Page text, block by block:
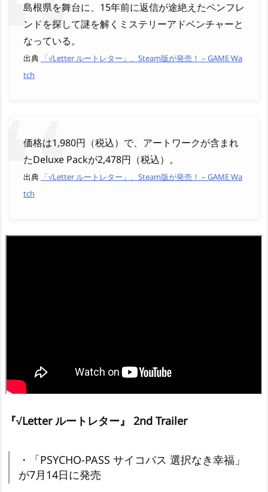
島根県を舞台に、15年前に返信が途絶えたペンフレ
ンドを探して謎を解くミステリーアドベンチャーと
なっている。
出典 「√Letter ルートレター」、Steam版が発売！ – GAME Wa
tch
価格は1,980円（税込）で、アートワークが含まれ
たDeluxe Packが2,478円（税込）。
出典 「√Letter ルートレター」、Steam版が発売！ – GAME Wa
tch
『√Letter ルートレター』 2nd Trailer
・「PSYCHO-PASS サイコパス 選択なき幸福」
が7月14日に発売